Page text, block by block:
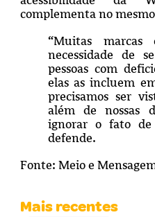
complementa no
“Muitas marcas
necessidade de
pessoas com
elas as incluem
precisamos ser
além de nossas
ignorar o fato de
defende.
Fonte: Meio e
Mais recentes